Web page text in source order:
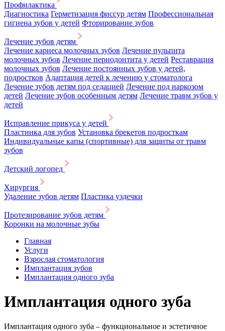
Профилактика
Диагностика Герметизация фиссур детям Профессиональная
гигиена зубов у детей Фторирование зубов
Лечение зубов детям
Лечение кариеса молочных зубов Лечение пульпита
молочных зубов Лечение периодонтита у детей Реставрация
молочных зубов Лечение постоянных зубов у детей,
подростков Адаптация детей к лечению у стоматолога
Лечение зубов детям под седацией Лечение под наркозом
детей Лечение зубов особенным детям Лечение травм зубов у
детей
Исправление прикуса у детей
Пластинка для зубов Установка брекетов подросткам
Индивидуальные капы (спортивные) для защиты от травм
зубов
Детский логопед
Хирургия
Удаление зубов детям Пластика уздечки
Протезирование зубов детям
Коронки на молочные зубы
Главная
Услуги
Взрослая стоматология
Имплантация зубов
Имплантация одного зуба
Имплантация одного зуба
Имплантация одного зуба – функциональное и эстетичное